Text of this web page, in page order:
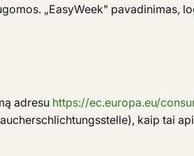
„EasyWeek" pavadinimas,
adresu https://ec.europa.eu/
kaip tai